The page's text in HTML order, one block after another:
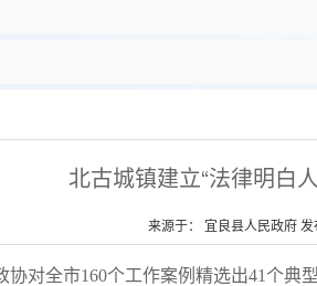
北古城镇建立“法律明白
来源于： 宜良县人民政府
协对全市160个工作案例精选出41个